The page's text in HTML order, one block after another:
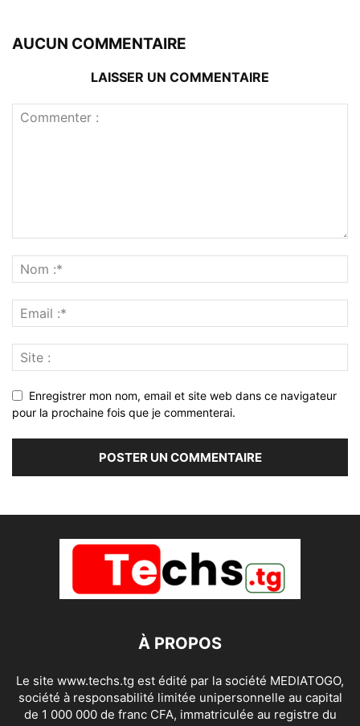
AUCUN COMMENTAIRE
LAISSER UN COMMENTAIRE
Enregistrer mon nom, email et site web dans ce navigateur
pour la prochaine fois que je commenterai.
À PROPOS
Le site www.techs.tg est édité par la société MEDIATOGO,
société à responsabilité limitée unipersonnelle au capital
de 1 000 000 de franc CFA, immatriculée au registre du